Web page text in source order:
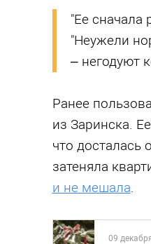
"Ее сначала
"Неужели
– негодуют
Ранее
из Заринска.
что досталась
затеняла
и не мешала.
09